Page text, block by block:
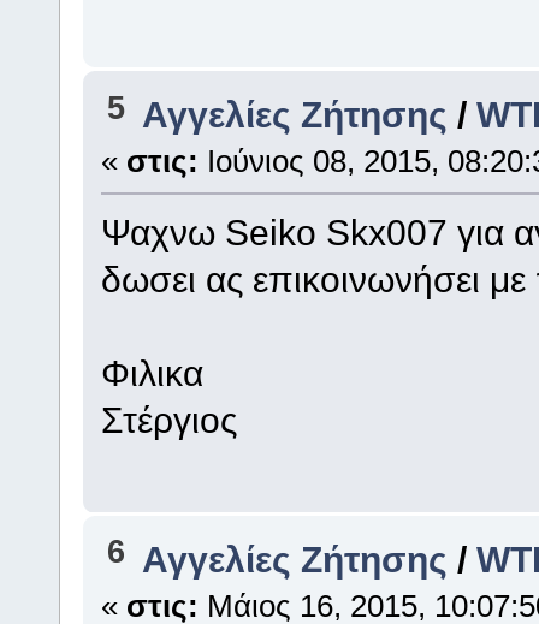
5 Αγγελίες Ζήτησης /
« στις: Ιούνιος 08, 2015,
Ψαχνω Seiko Skx007 για
δωσει ας επικοινωνήσει
Φιλικα
Στέργιος
6 Αγγελίες Ζήτησης /
« στις: Μάιος 16, 2015,